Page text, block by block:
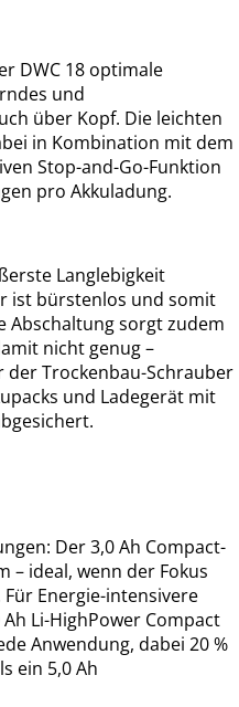
DWC 18 optimale
und
über Kopf. Die leichten
in Kombination mit dem
Stop-and-Go-Funktion
pro Akkuladung.
Langlebigkeit
ist bürstenlos und somit
Abschaltung sorgt zudem
nicht genug –
Trockenbau-Schrauber
und Ladegerät mit
Der 3,0 Ah Compact-
– ideal, wenn der Fokus
Energie-intensivere
Li-HighPower Compact
Anwendung, dabei 20 %
ein 5,0 Ah